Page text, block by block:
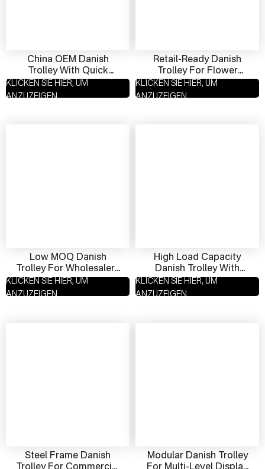
China OEM Danish
Trolley With Quick
Assembly | Flat-Pack
Plant Cart Manufacturer
KLICKEN SIE HIER, UM
ANZUZEIGEN
Retail-Ready Danish
Trolley For Flower
Shops | Display-Grade
Plant Cart Supplier
KLICKEN SIE HIER, UM
ANZUZEIGEN
Low MOQ Danish
Trolley For Wholesalers
| Small Batch Flower
Cart Manufacturer
KLICKEN SIE HIER, UM
ANZUZEIGEN
High Load Capacity
Danish Trolley With
Brake Wheels | Heavy
Duty Plant Cart
KLICKEN SIE HIER, UM
ANZUZEIGEN
Steel Frame Danish
Trolley For Commercial
Modular Danish Trolley
For Multi-Level Display